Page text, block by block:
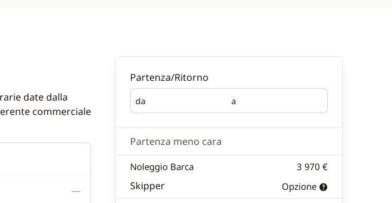
date dalla
commerciale
—
Partenza/Ritorno
da
Partenza a
Ritorno
Partenza meno cara
Noleggio Barca 3 970 €
Skipper Opzione